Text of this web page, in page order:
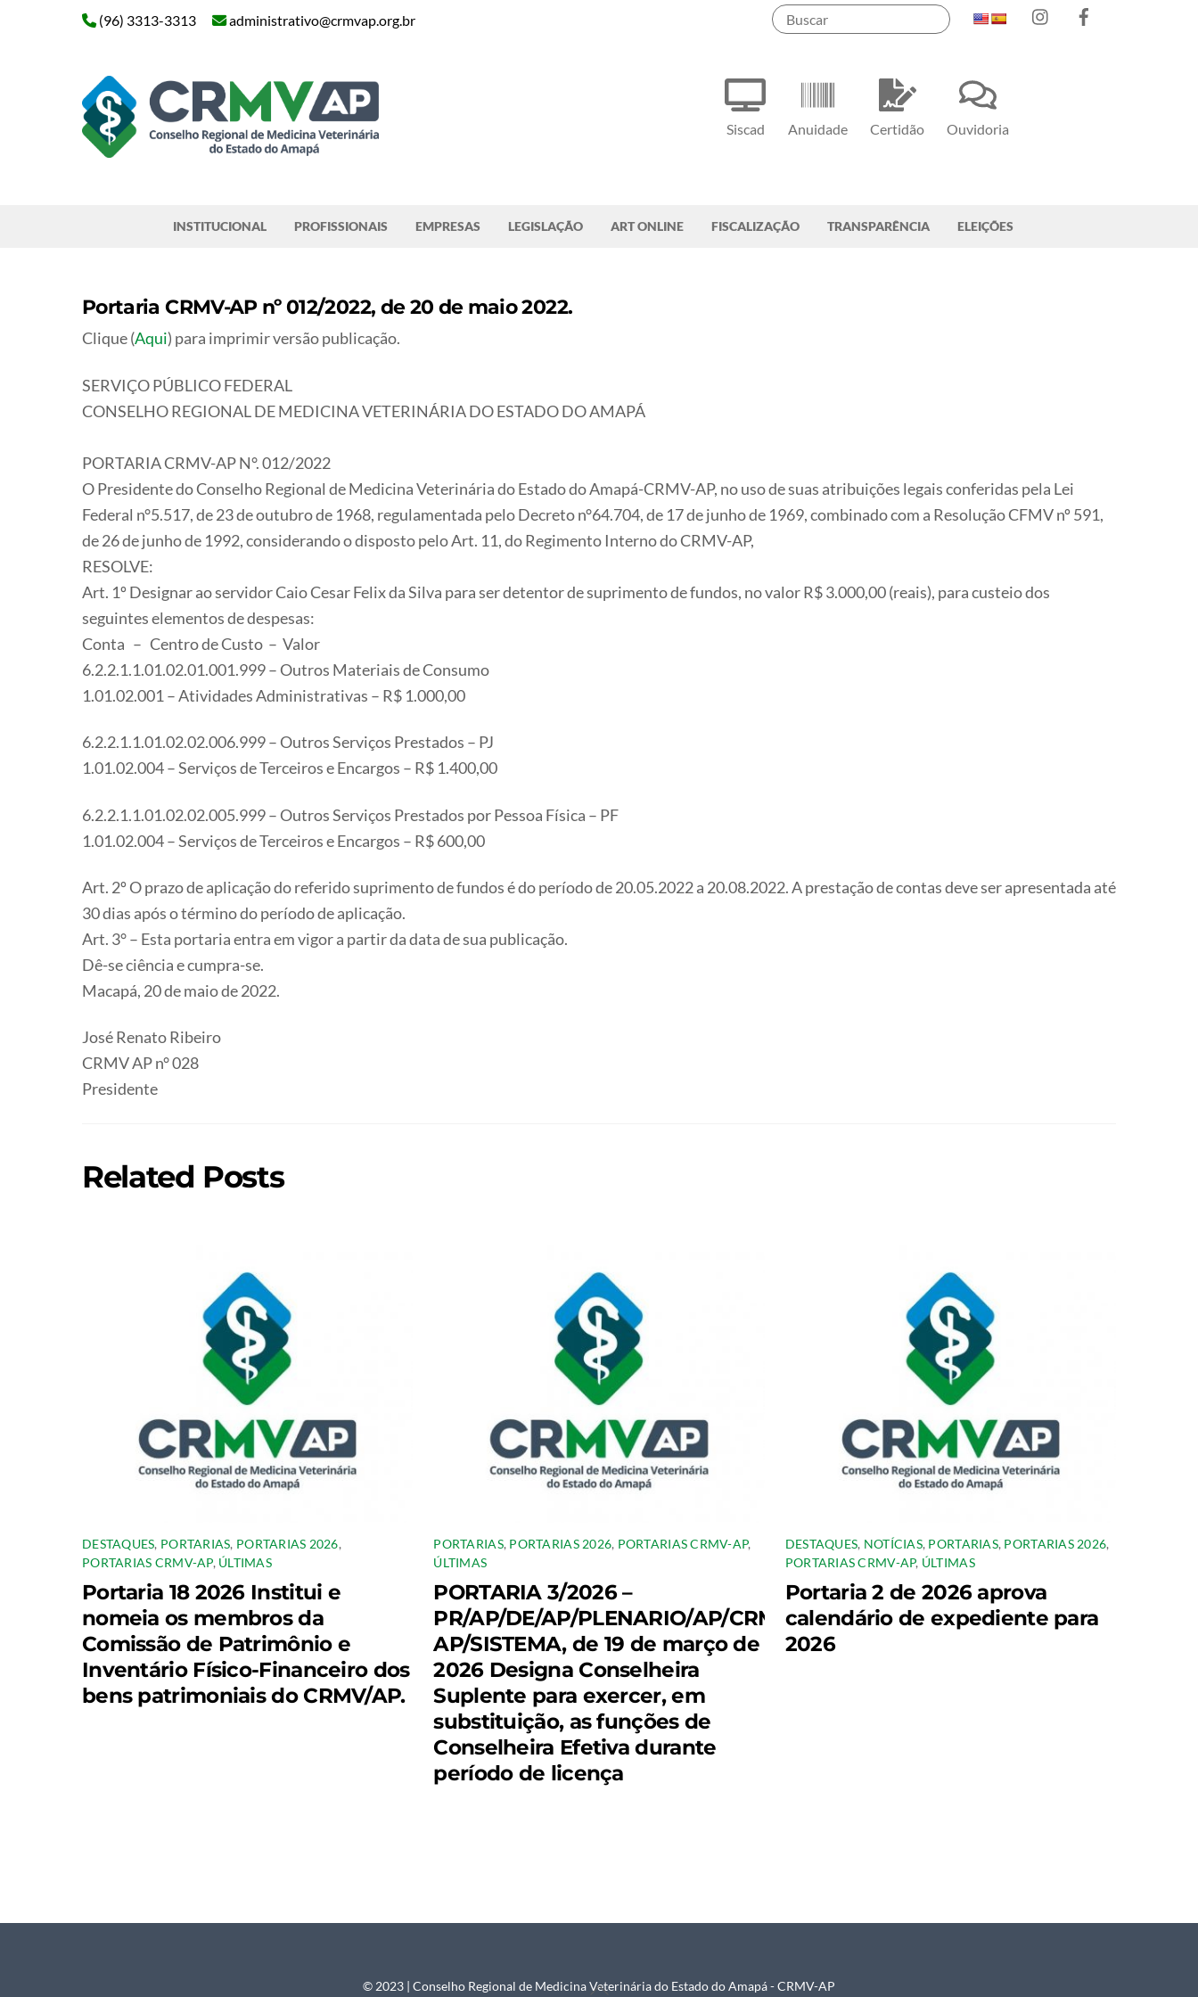
Siscad Anuidade Certidão Ouvidoria
Instagram
(96) 3313-3313
administrativo@crmvap.org.br
INSTITUCIONAL PROFISSIONAIS EMPRESAS LEGISLAÇÃO ART ONLINE FISCALIZAÇÃO TRANSPARÊNCIA ELEIÇÕES
Portaria CRMV-AP nº 012/2022, de 20 de maio 2022.
Clique (Aqui) para imprimir versão publicação.
SERVIÇO PÚBLICO FEDERAL
CONSELHO REGIONAL DE MEDICINA VETERINÁRIA DO ESTADO DO AMAPÁ
PORTARIA CRMV-AP N°. 012/2022
O Presidente do Conselho Regional de Medicina Veterinária do Estado do Amapá-CRMV-AP, no uso de suas atribuições legais conferidas pela Lei
Federal n°5.517, de 23 de outubro de 1968, regulamentada pelo Decreto n°64.704, de 17 de junho de 1969, combinado com a Resolução CFMV nº 591,
de 26 de junho de 1992, considerando o disposto pelo Art. 11, do Regimento Interno do CRMV-AP,
RESOLVE:
Art. 1º Designar ao servidor Caio Cesar Felix da Silva para ser detentor de suprimento de fundos, no valor R$ 3.000,00 (reais), para custeio dos
seguintes elementos de despesas:
Conta – Centro de Custo – Valor
6.2.2.1.1.01.02.01.001.999 – Outros Materiais de Consumo
1.01.02.001 – Atividades Administrativas – R$ 1.000,00
6.2.2.1.1.01.02.02.006.999 – Outros Serviços Prestados – PJ
1.01.02.004 – Serviços de Terceiros e Encargos – R$ 1.400,00
6.2.2.1.1.01.02.02.005.999 – Outros Serviços Prestados por Pessoa Física – PF
1.01.02.004 – Serviços de Terceiros e Encargos – R$ 600,00
Art. 2º O prazo de aplicação do referido suprimento de fundos é do período de 20.05.2022 a 20.08.2022. A prestação de contas deve ser apresentada até
30 dias após o término do período de aplicação.
Art. 3° – Esta portaria entra em vigor a partir da data de sua publicação.
Dê-se ciência e cumpra-se.
Macapá, 20 de maio de 2022.
José Renato Ribeiro
CRMV AP n° 028
Presidente
Related Posts
DESTAQUES, PORTARIAS, PORTARIAS 2026,
PORTARIAS CRMV-AP, ÚLTIMAS
Portaria 18 2026 Institui e
nomeia os membros da
Comissão de Patrimônio e
Inventário Físico-Financeiro dos
bens patrimoniais do CRMV/AP.
PORTARIAS, PORTARIAS 2026, PORTARIAS CRMV-AP,
ÚLTIMAS
PORTARIA 3/2026 –
PR/AP/DE/AP/PLENARIO/AP/CRMV-
AP/SISTEMA, de 19 de março de
2026 Designa Conselheira
Suplente para exercer, em
substituição, as funções de
Conselheira Efetiva durante
período de licença
DESTAQUES, NOTÍCIAS, PORTARIAS, PORTARIAS 2026,
PORTARIAS CRMV-AP, ÚLTIMAS
Portaria 2 de 2026 aprova
calendário de expediente para
2026
Back
© 2023 | Conselho Regional de Medicina Veterinária do Estado do Amapá - CRMV-AP